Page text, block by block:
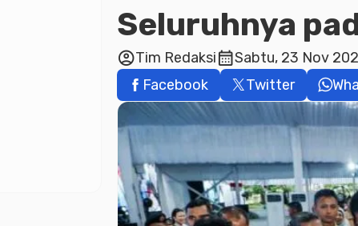
Seluruhnya
account_circleTim Redaksicalendar_monthSabtu, 23 Nov
Facebook
Twitter